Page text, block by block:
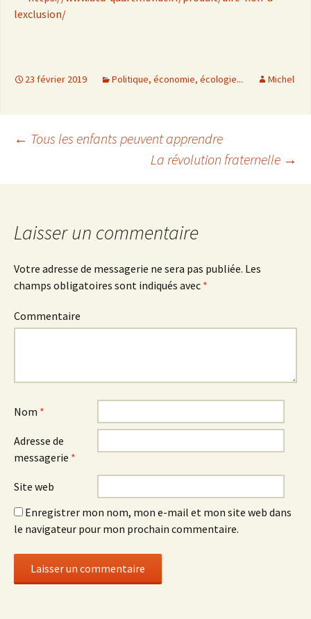
lexclusion/
23 février 2019 Politique, économie, écologie... Michel
Navigation
des
articles
← Tous les enfants peuvent apprendre
La révolution fraternelle →
Laisser un commentaire
Votre adresse de messagerie ne sera pas publiée. Les
champs obligatoires sont indiqués avec *
Commentaire
Nom *
Adresse de
messagerie *
Site web
Enregistrer mon nom, mon e-mail et mon site web dans
le navigateur pour mon prochain commentaire.